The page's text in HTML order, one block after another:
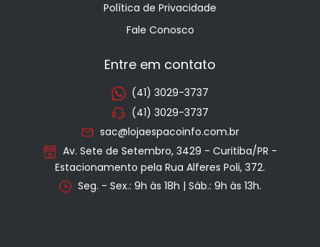
Política de Privacidade
Fale Conosco
Entre em contato
(41) 3029-3737
(41) 3029-3737
sac@lojaespacoinfo.com.br
Av. Sete de Setembro, 3429 - Curitiba/PR -
Estacionamento pela Rua Alferes Poli, 372.
Seg. - Sex.: 9h às 18h | Sáb.: 9h às 13h.